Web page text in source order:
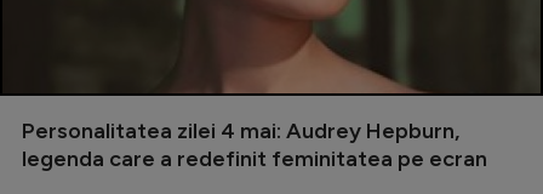
Personalitatea zilei 4 mai: Audrey Hepburn,
legenda care a redefinit feminitatea pe ecran